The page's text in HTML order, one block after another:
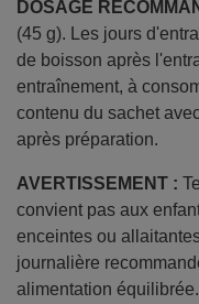
DOSAGE
(45 g). Les jours
de boisson après
entraînement, à
contenu du sachet
après préparation.
AVERTISSEMENT :
convient pas aux
enceintes ou
journalière
alimentation